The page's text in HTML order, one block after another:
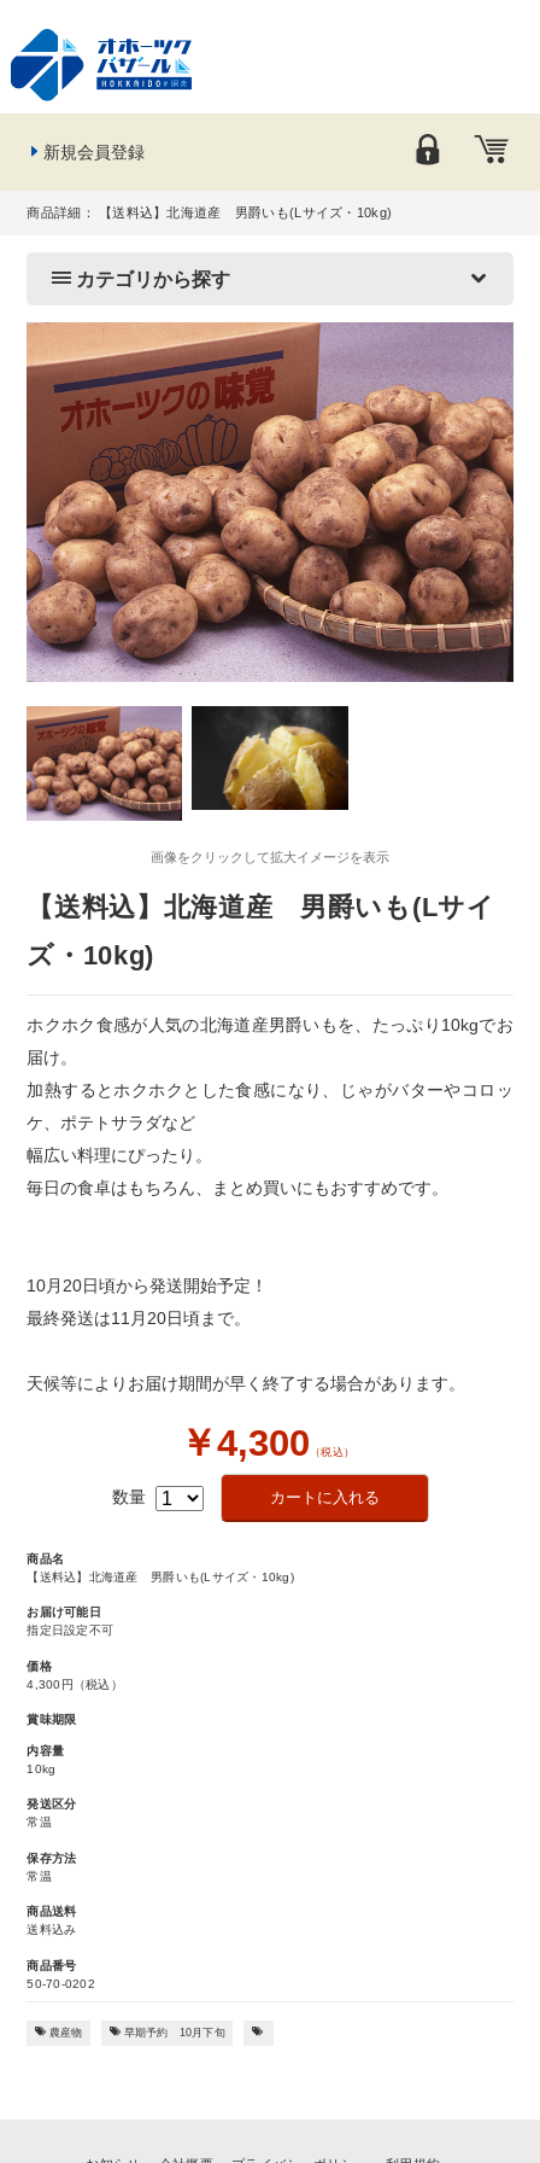
新規会員登録
商品詳細： 【送料込】北海道産 男爵いも(Lサイズ・10kg)
カテゴリから探す
画像をクリックして拡大イメージを表示
【送料込】北海道産 男爵いも(Lサイ
ズ・10kg)
ホクホク食感が人気の北海道産男爵いもを、たっぷり10kgでお
届け。
加熱するとホクホクとした食感になり、じゃがバターやコロッ
ケ、ポテトサラダなど
幅広い料理にぴったり。
毎日の食卓はもちろん、まとめ買いにもおすすめです。
10月20日頃から発送開始予定！
最終発送は11月20日頃まで。
天候等によりお届け期間が早く終了する場合があります。
￥4,300 （税込）
数量
商品名
【送料込】北海道産 男爵いも(Lサイズ・10kg)
お届け可能日
指定日設定不可
価格
4,300円 （税込）
賞味期限
内容量
10kg
発送区分
常温
保存方法
常温
商品送料
送料込み
商品番号
50-70-0202
農産物 早期予約 10月下旬